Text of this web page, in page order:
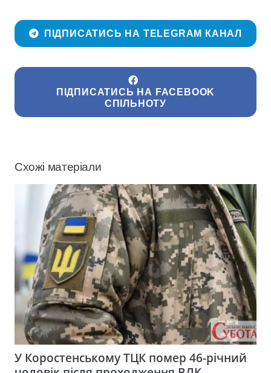
ПІДПИСАТИСЬ НА TELEGRAM КАНАЛ
ПІДПИСАТИСЬ НА FACEBOOK
СПІЛЬНОТУ
Схожі матеріали
У Коростенському ТЦК помер 46-річний